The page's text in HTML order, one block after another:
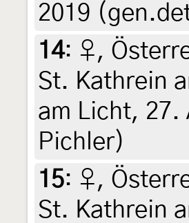
2019
14: ♀,
St. Kathrein
am Licht, 27.
Pichler)
15: ♀,
St. Kathrein